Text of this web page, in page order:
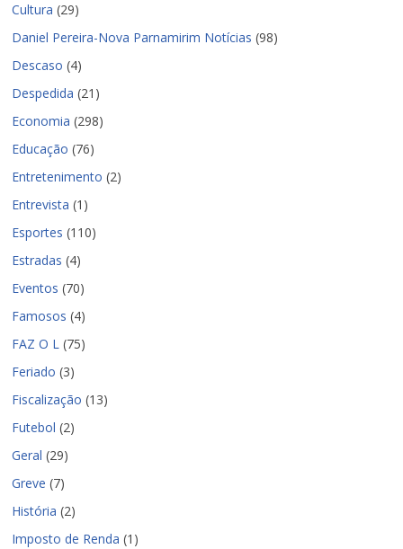
Cultura (29)
Daniel Pereira-Nova Parnamirim Notícias (98)
Descaso (4)
Despedida (21)
Economia (298)
Educação (76)
Entretenimento (2)
Entrevista (1)
Esportes (110)
Estradas (4)
Eventos (70)
Famosos (4)
FAZ O L (75)
Feriado (3)
Fiscalização (13)
Futebol (2)
Geral (29)
Greve (7)
História (2)
Imposto de Renda (1)